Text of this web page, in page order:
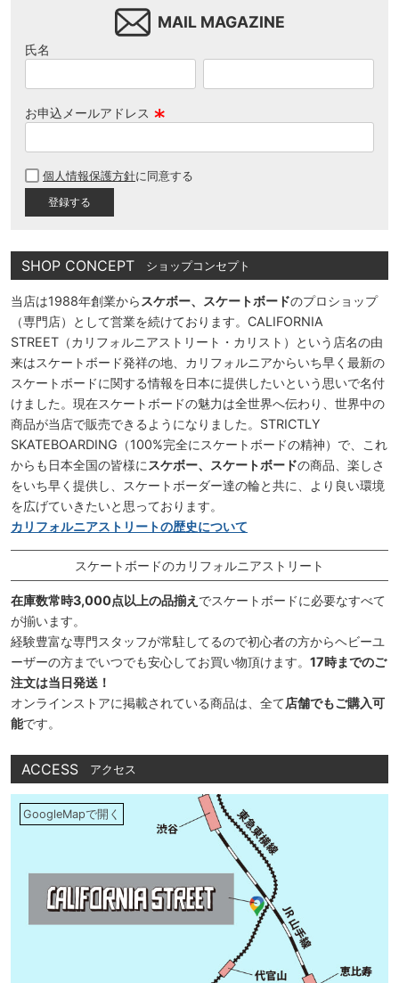
MAIL MAGAZINE
氏名
お申込メールアドレス
須
個人情報保護方針に同意する
SHOP CONCEPT ショップコンセプト
当店は1988年創業からスケボー、スケートボードのプロショップ
（専門店）として営業を続けております。CALIFORNIA
STREET（カリフォルニアストリート・カリスト）という店名の由
来はスケートボード発祥の地、カリフォルニアからいち早く最新の
スケートボードに関する情報を日本に提供したいという思いで名付
けました。現在スケートボードの魅力は全世界へ伝わり、世界中の
商品が当店で販売できるようになりました。STRICTLY
SKATEBOARDING（100%完全にスケートボードの精神）で、これ
からも日本全国の皆様にスケボー、スケートボードの商品、楽しさ
をいち早く提供し、スケートボーダー達の輪と共に、より良い環境
を広げていきたいと思っております。
カリフォルニアストリートの歴史について
スケートボードのカリフォルニアストリート
在庫数常時3,000点以上の品揃え でスケートボードに必要なすべて
が揃います。
経験豊富な専門スタッフが常駐してるので初心者の方からヘビーユ
ーザーの方までいつでも安心してお買い物頂けます。 17時までのご
注文は当日発送！
オンラインストアに掲載されている商品は、全て店舗でもご購入可
能です。
ACCESS アクセス
GoogleMapで開く